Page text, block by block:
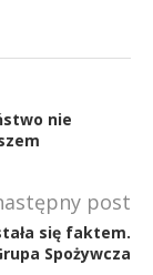
nie
post
się faktem.
Spożywcza